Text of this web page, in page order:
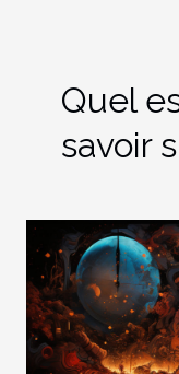
Quel
savoir